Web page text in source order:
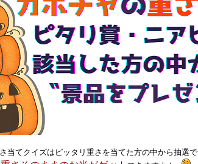
当てクイズはピッタリ重さを当てた方の中から抽選で